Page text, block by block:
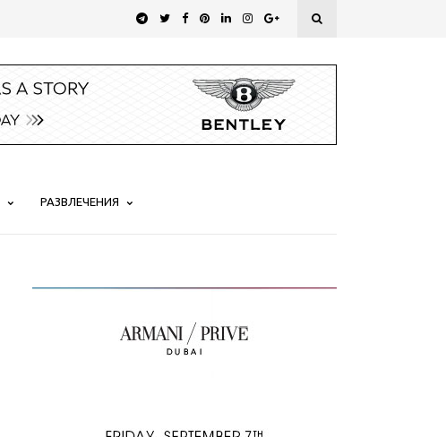
РАЗВЛЕЧЕНИЯ